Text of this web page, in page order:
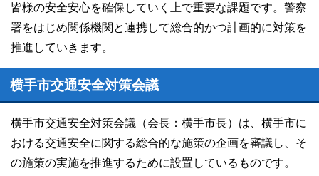
皆様の安全安心を確保していく上で重要な課題です。警察
署をはじめ関係機関と連携して総合的かつ計画的に対策を
推進していきます。
横手市交通安全対策会議
横手市交通安全対策会議（会長：横手市長）は、横手市に
おける交通安全に関する総合的な施策の企画を審議し、そ
の施策の実施を推進するために設置しているものです。